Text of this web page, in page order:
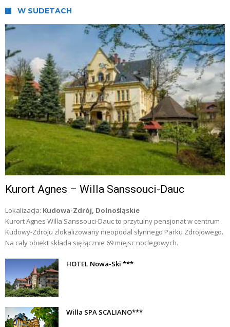
W SUDETACH
Kurort Agnes – Willa Sanssouci-Dauc
Lokalizacja: Kudowa-Zdrój, Dolnośląskie
Kurort Agnes Willa Sanssouci-Dauc to przytulny pensjonat w centrum
Kudowy-Zdroju zlokalizowany nieopodal słynnego Parku Zdrojowego.
Na cały obiekt składa się łącznie 69 miejsc noclegowych.
HOTEL Nowa-Ski ***
Willa SPA SCALIANO***